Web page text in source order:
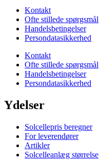
Kontakt
Ofte stillede spørgsmål
Handelsbetingelser
Persondatasikkerhed
Kontakt
Ofte stillede spørgsmål
Handelsbetingelser
Persondatasikkerhed
Ydelser
Solcellepris beregner
For leverendører
Artikler
Solcelleanlæg størrelse